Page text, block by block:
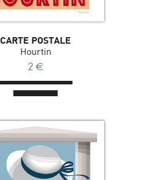
CARTE POSTALE
Hourtin
2 €